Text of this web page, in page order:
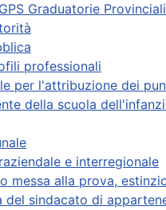
Graduatorie
professionali
per l'attribuzione dei
della scuola
e interregionale
messa alla prova,
del sindacato di